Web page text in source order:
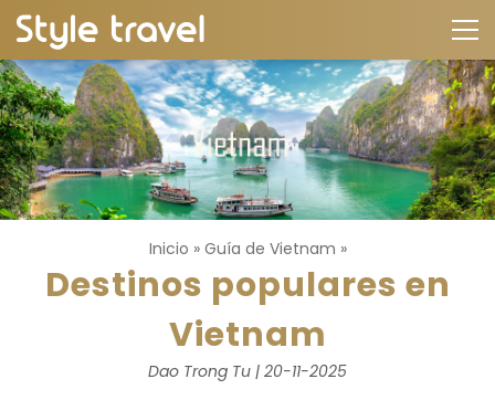
Inicio » Guía de Vietnam »
Destinos populares en
Vietnam
Dao Trong Tu | 20-11-2025